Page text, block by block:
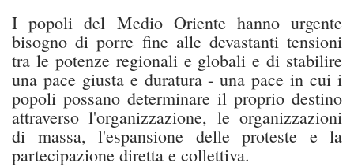
I popoli del Medio Oriente hanno urgente
bisogno di porre fine alle devastanti tensioni
tra le potenze regionali e globali e di stabilire
una pace giusta e duratura - una pace in cui i
popoli possano determinare il proprio destino
attraverso l'organizzazione, le organizzazioni
di massa, l'espansione delle proteste e la
partecipazione diretta e collettiva.